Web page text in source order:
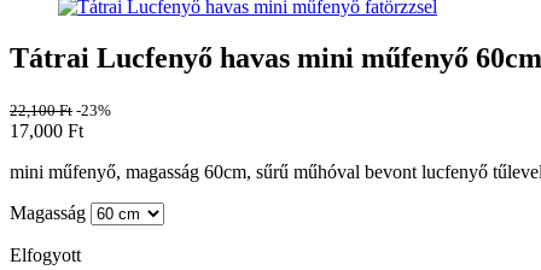
Tátrai Lucfenyő havas mini műfenyő 60cm
22,100Ft -23%
17,000 Ft
mini műfenyő, magasság 60cm, sűrű műhóval bevont lucfenyő
Magasság
Elfogyott